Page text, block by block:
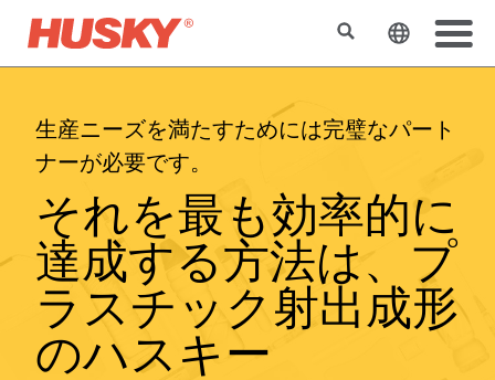
検索 ウェブサ
生産ニーズを満たすためには完璧なパート
ナーが必要です。
それを最も効率的に
達成する方法は、プ
ラスチック射出成形
のハスキー